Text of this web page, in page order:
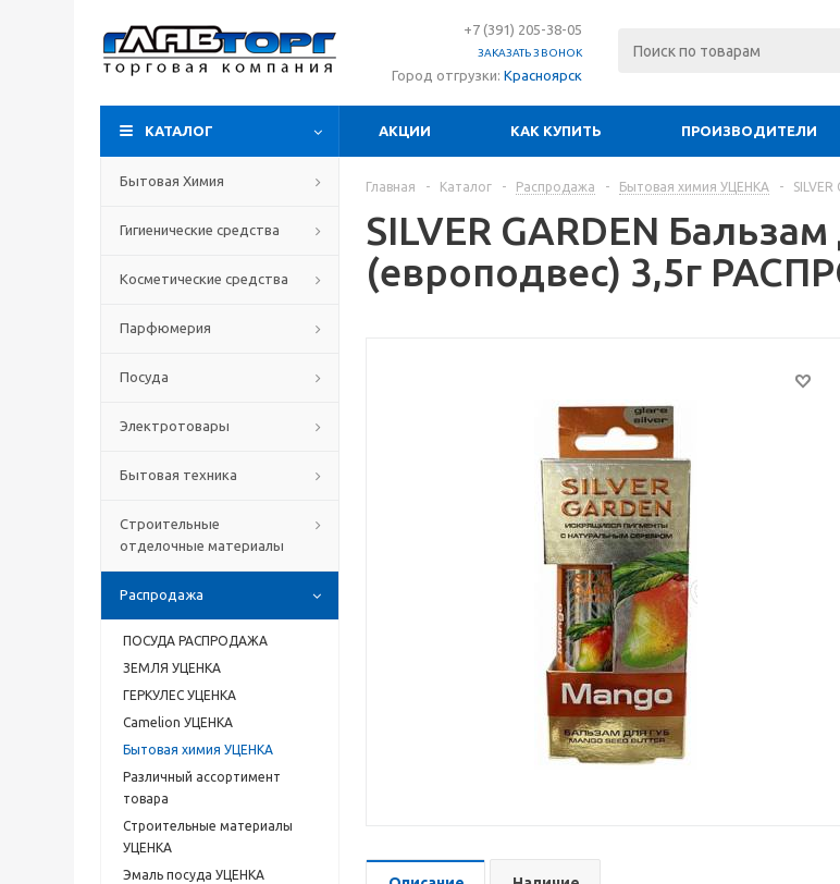
+7 (391) 205-38-05
ЗАКАЗАТЬ ЗВОНОК
Город отгрузки: Красноярск
КАТАЛОГ АКЦИИ КАК КУПИТЬ ПРОИЗВОДИТЕЛИ
Бытовая Химия
Гигиенические средства
Косметические средства
Парфюмерия
Посуда
Электротовары
Бытовая техника
Строительные
отделочные материалы
Распродажа
ПОСУДА РАСПРОДАЖА
ЗЕМЛЯ УЦЕНКА
ГЕРКУЛЕС УЦЕНКА
Camelion УЦЕНКА
Бытовая химия УЦЕНКА
Различный ассортимент
товара
Строительные материалы
УЦЕНКА
Эмаль посуда УЦЕНКА
Главная - Каталог - Распродажа - Бытовая химия УЦЕНКА -
SILVER GARDEN
(европодвес) 3,5г